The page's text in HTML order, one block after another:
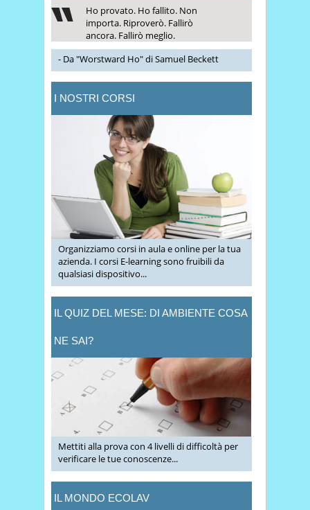
Ho provato. Ho fallito. Non
importa. Riproverò. Fallirò
ancora. Fallirò meglio.
- Da "Worstward Ho" di Samuel Beckett
I NOSTRI CORSI
Organizziamo corsi in aula e online per la tua
azienda. I corsi E-learning sono fruibili da
qualsiasi dispositivo...
IL QUIZ DEL MESE: DI AMBIENTE COSA
NE SAI?
Mettiti alla prova con 4 livelli di difficoltà per
verificare le tue conoscenze...
IL MONDO ECOLAV